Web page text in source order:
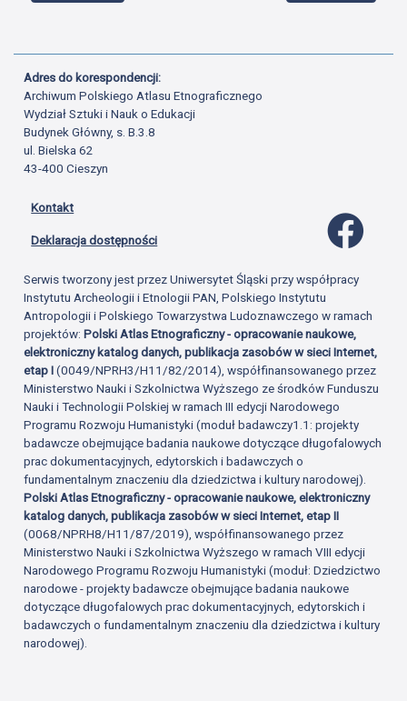
Adres do korespondencji:
Archiwum Polskiego Atlasu Etnograficznego
Wydział Sztuki i Nauk o Edukacji
Budynek Główny, s. B.3.8
ul. Bielska 62
43-400 Cieszyn
Kontakt
Deklaracja dostępności
Serwis tworzony jest przez Uniwersytet Śląski przy współpracy
Instytutu Archeologii i Etnologii PAN, Polskiego Instytutu
Antropologii i Polskiego Towarzystwa Ludoznawczego w ramach
projektów:Polski Atlas Etnograficzny - opracowanie naukowe,
elektroniczny katalog danych, publikacja zasobów w sieci Internet,
etap I(0049/NPRH3/H11/82/2014), współfinansowanego przez
Ministerstwo Nauki i Szkolnictwa Wyższego ze środków Funduszu
Nauki i Technologii Polskiej w ramach III edycji Narodowego
Programu Rozwoju Humanistyki (moduł badawczy1.1: projekty
badawcze obejmujące badania naukowe dotyczące długofalowych
prac dokumentacyjnych, edytorskich i badawczych o
fundamentalnym znaczeniu dla dziedzictwa i kultury narodowej).
Polski Atlas Etnograficzny - opracowanie naukowe, elektroniczny
katalog danych, publikacja zasobów w sieci Internet, etap II
(0068/NPRH8/H11/87/2019), współfinansowanego przez
Ministerstwo Nauki i Szkolnictwa Wyższego w ramach VIII edycji
Narodowego Programu Rozwoju Humanistyki (moduł: Dziedzictwo
narodowe - projekty badawcze obejmujące badania naukowe
dotyczące długofalowych prac dokumentacyjnych, edytorskich i
badawczych o fundamentalnym znaczeniu dla dziedzictwa i kultury
narodowej).